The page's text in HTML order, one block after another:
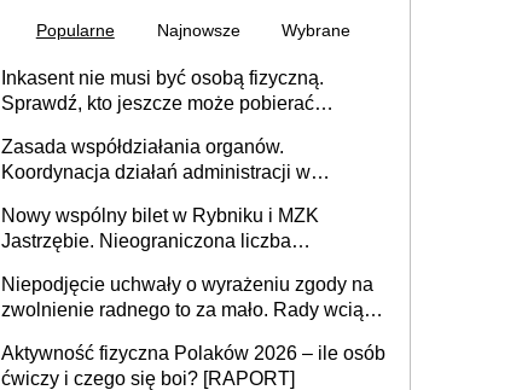
Popularne Najnowsze Wybrane
Inkasent nie musi być osobą fizyczną.
Sprawdź, kto jeszcze może pobierać
Zasada współdziałania organów.
Koordynacja działań administracji w
Nowy wspólny bilet w Rybniku i MZK
Jastrzębie. Nieograniczona liczba
Niepodjęcie uchwały o wyrażeniu zgody na
zwolnienie radnego to za mało. Rady wciąż
rozstrzygać sprawy
Aktywność fizyczna Polaków 2026 – ile osób
ćwiczy i czego się boi? [RAPORT]